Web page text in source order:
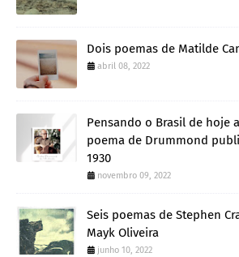
Dois poemas de Matilde
abril 08, 2022
Pensando o Brasil de hoje
poema de Drummond
1930
novembro 09, 2022
Seis poemas de Stephen
Mayk Oliveira
junho 10, 2022